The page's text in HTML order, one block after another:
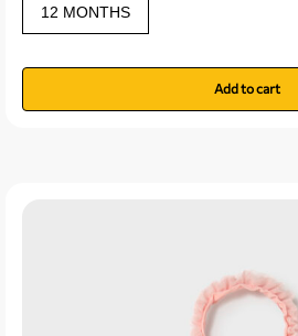
12 MONTHS
Add to cart